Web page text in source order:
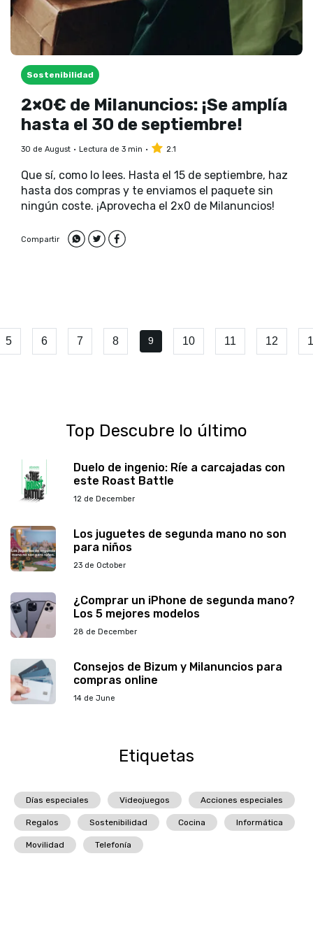
Sostenibilidad
2×0€ de Milanuncios: ¡Se amplía
hasta el 30 de septiembre!
30 de August Lectura de 3 min 2.1
Que sí, como lo lees. Hasta el 15 de septiembre, haz
hasta dos compras y te enviamos el paquete sin
ningún coste. ¡Aprovecha el 2x0 de Milanuncios!
Compartir
5 6 7 8 9 10 11 12
Top Descubre lo último
Duelo de ingenio: Ríe a carcajadas con
este Roast Battle
12 de December
Los juguetes de segunda mano no son
para niños
23 de October
¿Comprar un iPhone de segunda mano?
Los 5 mejores modelos
28 de December
Consejos de Bizum y Milanuncios para
compras online
14 de June
Etiquetas
Días especiales Videojuegos Acciones especiales
Regalos Sostenibilidad Cocina Informática
Movilidad Telefonía